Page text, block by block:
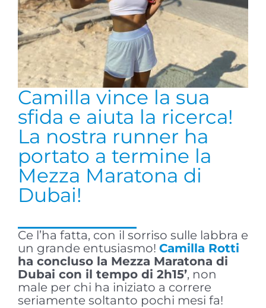
Camilla vince la sua
sfida e aiuta la ricerca!
La nostra runner ha
portato a termine la
Mezza Maratona di
Dubai!
Ce l’ha fatta, con il sorriso sulle labbra e
un grande entusiasmo! Camilla Rotti
ha concluso la Mezza Maratona di
Dubai con il tempo di 2h15’, non
male per chi ha iniziato a correre
seriamente soltanto pochi mesi fa!